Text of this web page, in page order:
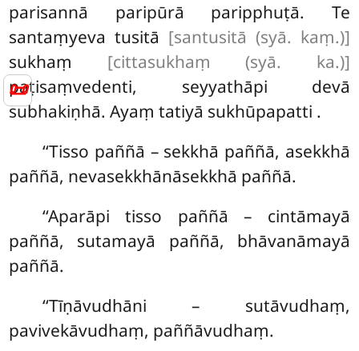
📜
parisannā paripūrā paripphuṭā. Te
santaṃyeva tusitā [santusitā (syā. kaṃ.)]
sukhaṃ [cittasukhaṃ (syā. ka.)]
paṭisaṃvedenti, seyyathāpi devā
subhakiṇhā. Ayaṃ tatiyā sukhūpapatti .
‘‘Tisso paññā – sekkhā paññā, asekkhā
paññā, nevasekkhānāsekkhā paññā.
‘‘Aparāpi tisso paññā – cintāmayā
paññā, sutamayā paññā, bhāvanāmayā
paññā.
‘‘Tīṇāvudhāni – sutāvudhaṃ,
pavivekāvudhaṃ, paññāvudhaṃ.